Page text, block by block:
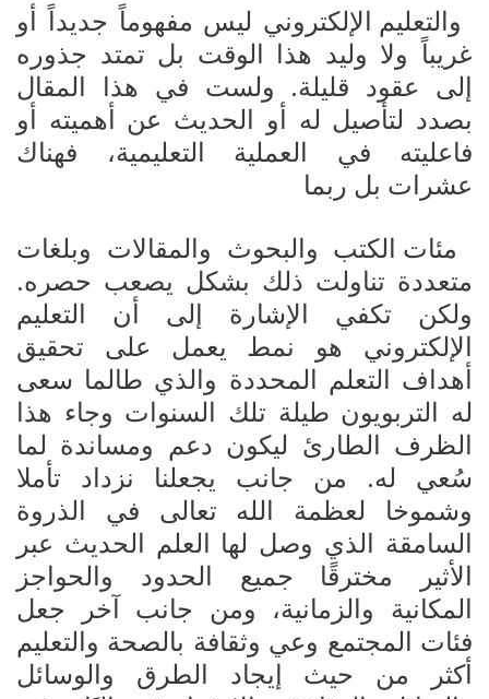
والتعليم الإلكتروني ليس مفهوماً جديداً أو
غريباً ولا وليد هذا الوقت بل تمتد جذوره
إلى عقود قليلة. ولست في هذا المقال
بصدد لتأصيل له أو الحديث عن أهميته أو
فاعليته في العملية التعليمية، فهناك
عشرات بل ربما
مئات الكتب والبحوث والمقالات وبلغات
متعددة تناولت ذلك بشكل يصعب حصره.
ولكن تكفي الإشارة إلى أن التعليم
الإلكتروني هو نمط يعمل على تحقيق
أهداف التعلم المحددة والذي طالما سعى
له التربويون طيلة تلك السنوات وجاء هذا
الظرف الطارئ ليكون دعم ومساندة لما
سُعي له. من جانب يجعلنا نزداد تأملا
وشموخا لعظمة الله تعالى في الذروة
السامقة الذي وصل لها العلم الحديث عبر
الأثير مخترقًا جميع الحدود والحواجز
المكانية والزمانية، ومن جانب آخر جعل
فئات المجتمع وعي وثقافة بالصحة والتعليم
أكثر من حيث إيجاد الطرق والوسائل